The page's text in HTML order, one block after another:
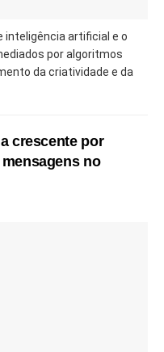
inteligência artificial e o
por algoritmos
da criatividade e da
crescente por
no